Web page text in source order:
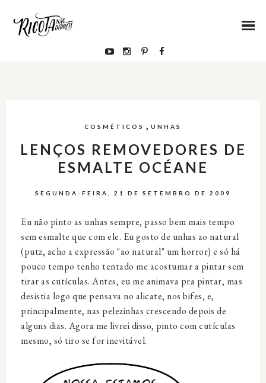
COSMÉTICOS , UNHAS
LENÇOS REMOVEDORES DE
ESMALTE OCÉANE
SEGUNDA-FEIRA, 21 DE SETEMBRO DE 2009
Eu não pinto as unhas sempre, passo bem mais tempo
semesmalte que com ele. Eu gosto de unhas ao natural
(putz, acho a expressão "ao natural" um horror) e só há
pouco tempo tenho tentado me acostumar a pintar sem
tirar as cutículas. Antes, eu me animava pra pintar, mas
desistia logo que pensava no alicate, nos bifes, e,
principalmente, nas pelezinhas crescendo depois de
alguns dias. Agora me livrei disso, pinto com cutículas
mesmo, só tiro se for inevitável.